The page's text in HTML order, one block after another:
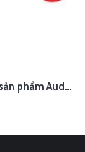
XEM NHANH
Sản xuất video giới thiệu sản phẩm Audio Âm thanh Arirang Vietnam